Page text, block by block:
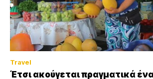
Travel
Έτσι ακούγεται πραγματικά